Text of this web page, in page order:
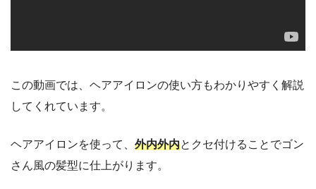
この動画では、ヘアアイロンの使い方もわかりやすく解説
してくれています。
ヘアアイロンを使って、 外内外内とクセ付けることでゴン
さん風の髪型に仕上がります。